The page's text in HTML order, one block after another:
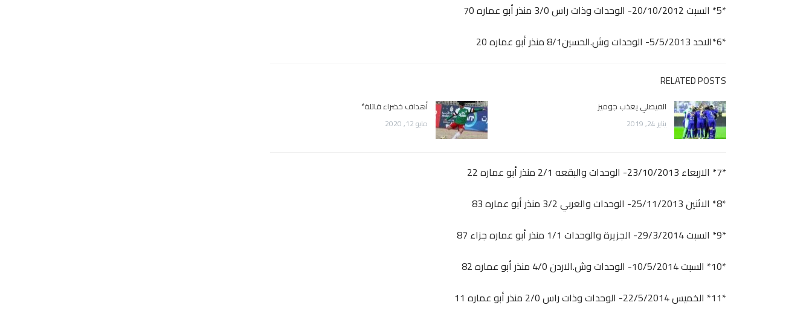
*5* السبت 20/10/2012- الوحدات وذات راس 3/0 منذر أبو عماره 70
*6*الاحد 5/5/2013- الوحدات وش.الحسين8/1 منذر أبو عماره 20
RELATED POSTS
الفيصلي يعذب جوميز
يناير 24, 2019
أهداف خضراء قاتلة*
مايو 12, 2020
*7* الاربعاء 23/10/2013- الوحدات والبقعه 2/1 منذر أبو عماره 22
*8* الاثنين 25/11/2013- الوحدات والعربي 3/2 منذر أبو عماره 83
*9* السبت 29/3/2014- الجزيرة والوحدات 1/1 منذر أبو عماره جزاء 87
*10* السبت 10/5/2014- الوحدات وش.الاردن 4/0 منذر أبو عماره 82
*11* الخميس 22/5/2014- الوحدات وذات راس 2/0 منذر أبو عماره 11